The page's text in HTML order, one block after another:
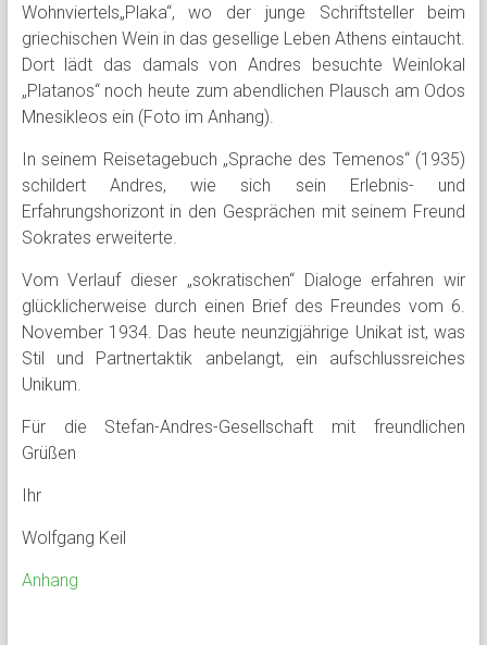
Wohnviertels„Plaka“, wo der junge Schriftsteller beim
griechischen Wein in das gesellige Leben Athens eintaucht.
Dort lädt das damals von Andres besuchte Weinlokal
„Platanos“ noch heute zum abendlichen Plausch am Odos
Mnesikleos ein (Foto im Anhang).
In seinem Reisetagebuch „Sprache des Temenos“ (1935)
schildert Andres, wie sich sein Erlebnis- und
Erfahrungshorizont in den Gesprächen mit seinem Freund
Sokrates erweiterte.
Vom Verlauf dieser „sokratischen“ Dialoge erfahren wir
glücklicherweise durch einen Brief des Freundes vom 6.
November 1934. Das heute neunzigjährige Unikat ist, was
Stil und Partnertaktik anbelangt, ein aufschlussreiches
Unikum.
Für die Stefan-Andres-Gesellschaft mit freundlichen
Grüßen
Ihr
Wolfgang Keil
Anhang